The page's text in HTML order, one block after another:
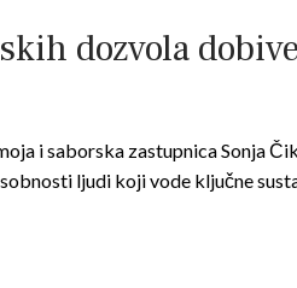
dozvola
i saborska zastupnica Sonja
ljudi koji vode ključne